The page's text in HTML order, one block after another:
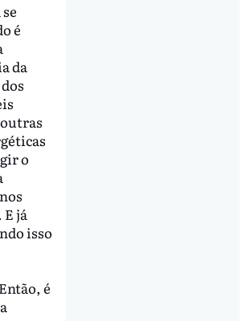
é
da
o
já
isso
é